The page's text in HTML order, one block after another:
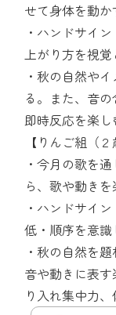
せて身体を動か
・ハンドサイ
上がり方を視覚
・秋の自然や
る。また、音
即時反応を楽し
【りんご組（２
・今月の歌を
ら、歌や動き
・ハンドサイ
低・順序を意識
・秋の自然を
音や動きに表
り入れ集中力